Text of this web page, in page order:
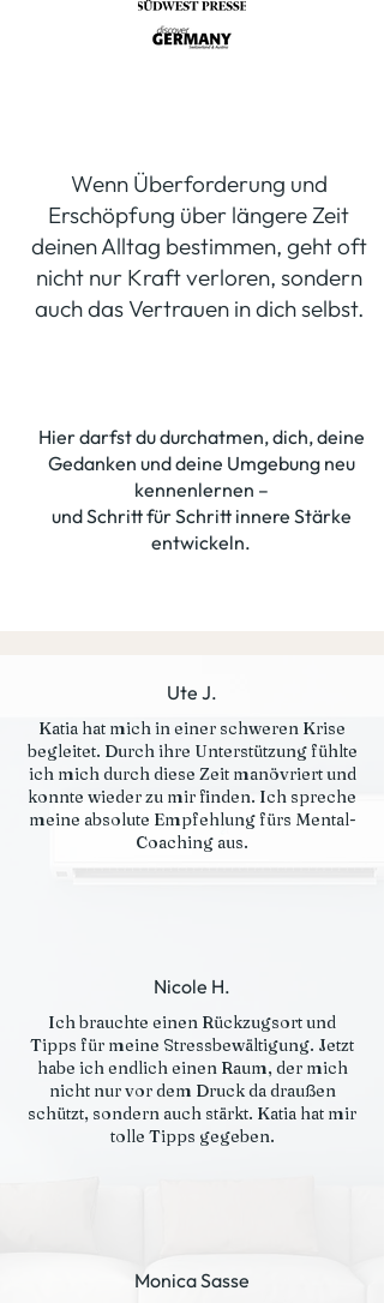
Wenn Überforderung und
Erschöpfung über längere Zeit
deinen Alltag bestimmen, geht oft
nicht nur Kraft verloren, sondern
auch das Vertrauen in dich selbst.
Hier darfst du durchatmen, dich, deine
Gedanken und deine Umgebung neu
kennenlernen –
und Schritt für Schritt innere Stärke
entwickeln.
Ute J.
Katia hat mich in einer schweren Krise
begleitet. Durch ihre Unterstützung fühlte
ich mich durch diese Zeit manövriert und
konnte wieder zu mir finden. Ich spreche
meine absolute Empfehlung fürs Mental-
Coaching aus.
Nicole H.
Ich brauchte einen Rückzugsort und
Tipps für meine Stressbewältigung. Jetzt
habe ich endlich einen Raum, der mich
nicht nur vor dem Druck da draußen
schützt, sondern auch stärkt. Katia hat mir
tolle Tipps gegeben.
Monica Sasse